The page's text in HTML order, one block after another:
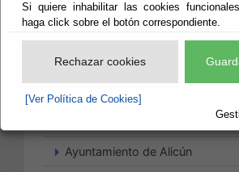
Si quiere inhabilitar las cookies
haga click sobre el botón correspondiente.
Rechazar cookies
[Ver Política de Cookies]
Ayuntamiento de Alcóntar
Monteagud
Ayuntamiento de Alhabia
Ayuntamiento de Alhama de
Ayuntamiento de Alicún